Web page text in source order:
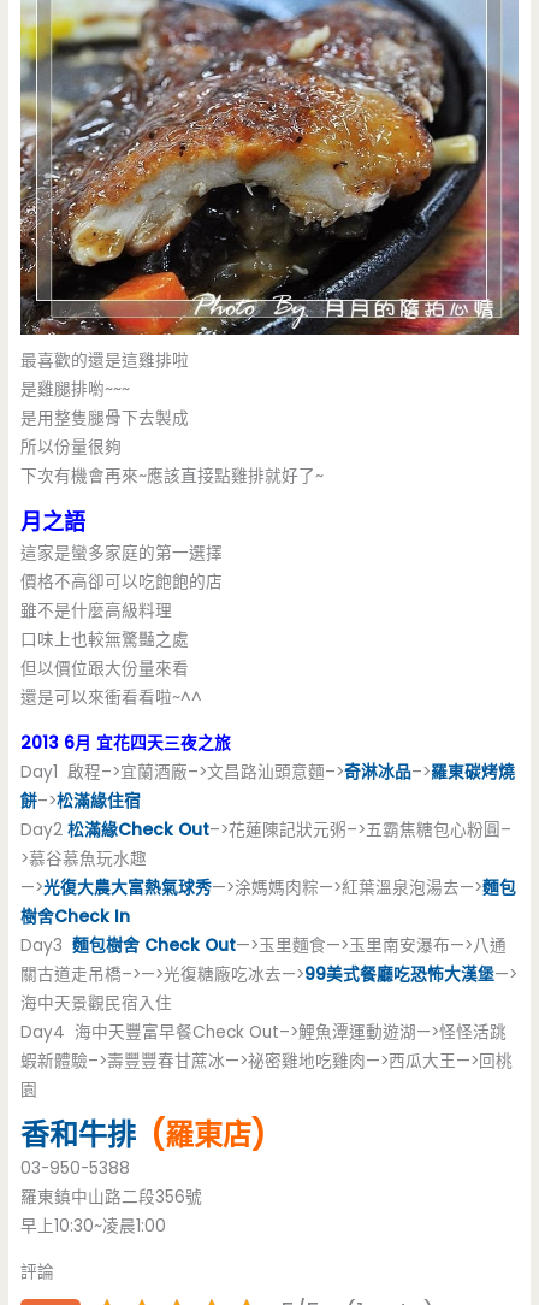
最喜歡的還是這雞排啦
是雞腿排喲~~~
是用整隻腿骨下去製成
所以份量很夠
下次有機會再來~應該直接點雞排就好了~
月之語
這家是蠻多家庭的第一選擇
價格不高卻可以吃飽飽的店
雖不是什麼高級料理
口味上也較無驚豔之處
但以價位跟大份量來看
還是可以來衝看看啦~^^
2013 6月 宜花四天三夜之旅
Day1 啟程–>宜蘭酒廠–>文昌路汕頭意麵–>奇淋冰品–>羅東碳烤燒
餅–>松滿緣住宿
Day2松滿緣Check Out–>花蓮陳記狀元粥–>五霸焦糖包心粉圓–
>慕谷慕魚玩水趣
—>光復大農大富熱氣球秀—>涂媽媽肉粽—>紅葉溫泉泡湯去—>麵包
樹舍Check In
Day3麵包樹舍 Check Out—>玉里麵食—>玉里南安瀑布—>八通
關古道走吊橋–>—>光復糖廠吃冰去—>99美式餐廳吃恐怖大漢堡—>
海中天景觀民宿入住
Day4 海中天豐富早餐Check Out–>鯉魚潭運動遊湖—>怪怪活跳
蝦新體驗–>壽豐豐春甘蔗冰—>祕密雞地吃雞肉—>西瓜大王—>回桃
園
香和牛排 (羅東店)
03-950-5388
羅東鎮中山路二段356號
早上10:30~凌晨1:00
評論